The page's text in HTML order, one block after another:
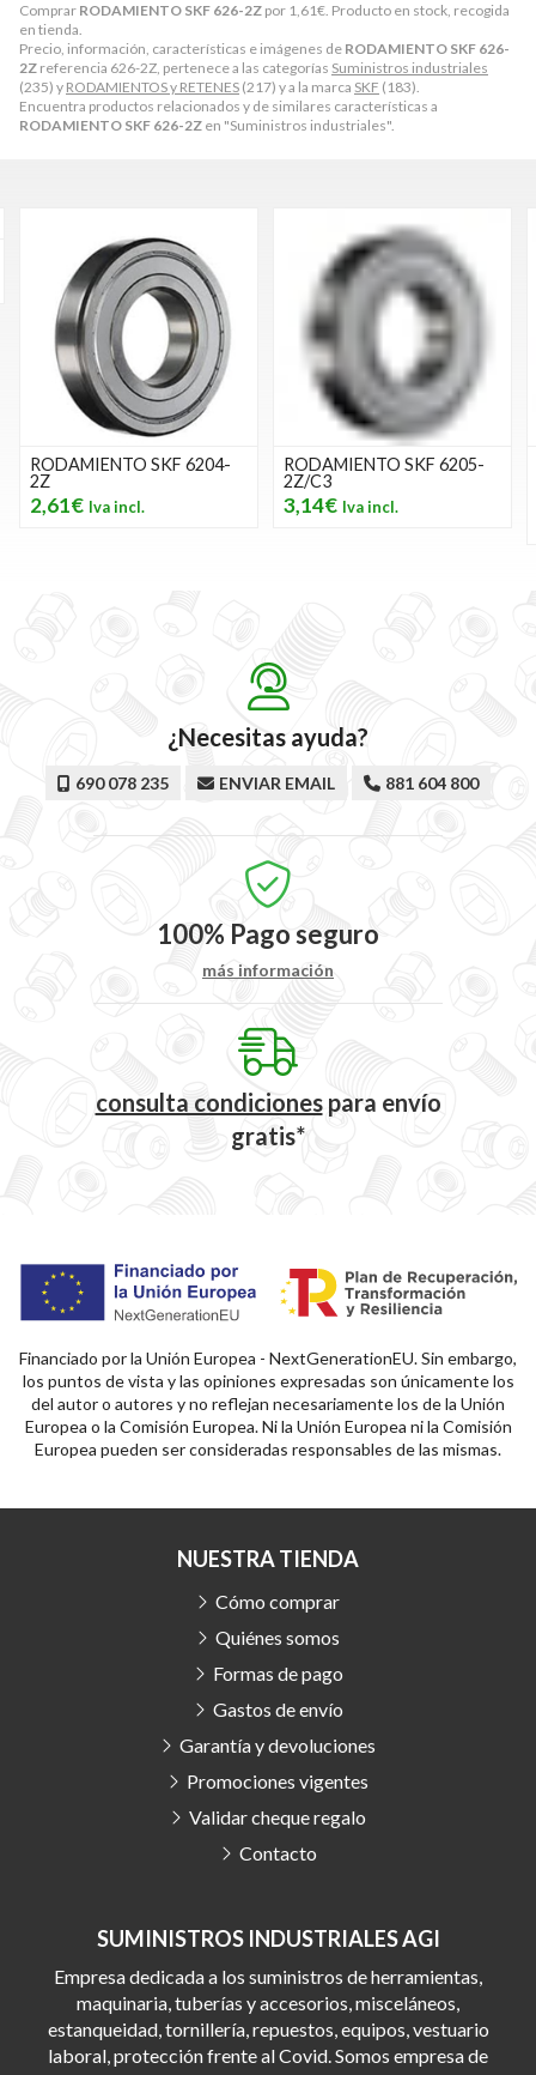
Comprar RODAMIENTO SKF 626-2Z por 1,61€. Producto en stock, recogida
en tienda.
Precio, información, características e imágenes de RODAMIENTO SKF 626-
2Z referencia 626-2Z, pertenece a las categorías Suministros industriales
(235) y RODAMIENTOS y RETENES (217) y a la marca SKF (183).
Encuentra productos relacionados y de similares características a
RODAMIENTO SKF 626-2Z en "Suministros industriales".
RODAMIENTO SKF 6204-
2Z
2,61€
RODAMIENTO SKF 6205-
2Z/C3
3,14€
¿Necesitas ayuda?
690 078 235 ENVIAR EMAIL 881 604 800
100% Pago seguro
más información
consulta condicionespara envío
gratis*
Financiado por la Unión Europea - NextGenerationEU. Sin embargo,
los puntos de vista y las opiniones expresadas son únicamente los
del autor o autores y no reflejan necesariamente los de la Unión
Europea o la Comisión Europea. Ni la Unión Europea ni la Comisión
Europea pueden ser consideradas responsables de las mismas.
SUMINISTROS INDUSTRIALES AGI
Empresa dedicada a los suministros de herramientas,
maquinaria, tuberías y accesorios, misceláneos,
estanqueidad, tornillería, repuestos, equipos, vestuario
laboral, protección frente al Covid. Somos empresa de
NUESTRA TIENDA
Cómo comprar
Quiénes somos
Formas de pago
Gastos de envío
Garantía y devoluciones
Promociones vigentes
Validar cheque regalo
Contacto